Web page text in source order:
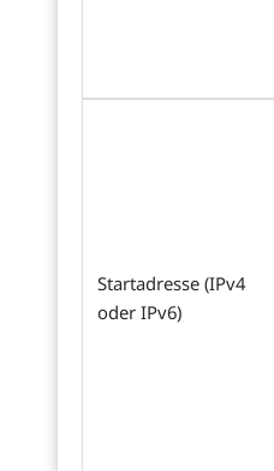
Startadresse (IPv4
oder IPv6)